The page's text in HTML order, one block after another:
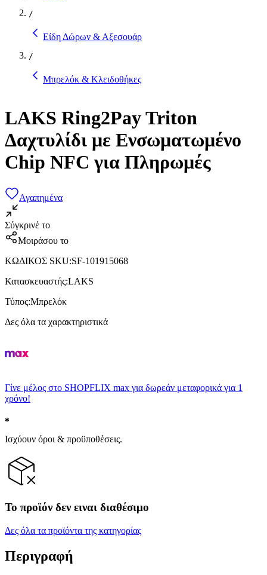
/
Είδη Δώρων & Αξεσουάρ
/
Μπρελόκ & Κλειδοθήκες
LAKS Ring2Pay Triton
Δαχτυλίδι με Ενσωματωμένο
Chip NFC για Πληρωμές
Αγαπημένα
Σύγκρινέ το
Μοιράσου το
ΚΩΔΙΚΟΣ SKU:SF-101915068
Κατασκευαστής:LAKS
Τύπος:Μπρελόκ
Δες όλα τα χαρακτηριστικά
Γίνε μέλος στο SHOPFLIX max για δωρεάν μεταφορικά για 1
χρόνο!
Ισχύουν όροι & προϋποθέσεις.
Το προϊόν δεν ειναι διαθέσιμο
Δες όλα τα προϊόντα της κατηγορίας
Περιγραφή